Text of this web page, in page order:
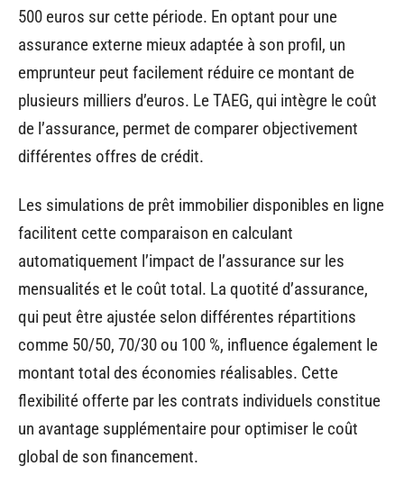
500 euros sur cette période. En optant pour une
assurance externe mieux adaptée à son profil, un
emprunteur peut facilement réduire ce montant de
plusieurs milliers d’euros. Le TAEG, qui intègre le coût
de l’assurance, permet de comparer objectivement
différentes offres de crédit.
Les simulations de prêt immobilier disponibles en ligne
facilitent cette comparaison en calculant
automatiquement l’impact de l’assurance sur les
mensualités et le coût total. La quotité d’assurance,
qui peut être ajustée selon différentes répartitions
comme 50/50, 70/30 ou 100 %, influence également le
montant total des économies réalisables. Cette
flexibilité offerte par les contrats individuels constitue
un avantage supplémentaire pour optimiser le coût
global de son financement.